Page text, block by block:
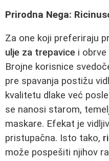
Prirodna Nega:
Za one koji preferiraju
ulje za trepavice i
Brojne korisnice
pre spavanja postižu
kvalitetu dlake već
se nanosi starom,
maskare. Efekat je
pristupačna. Isto tako,
može pospešiti njihov